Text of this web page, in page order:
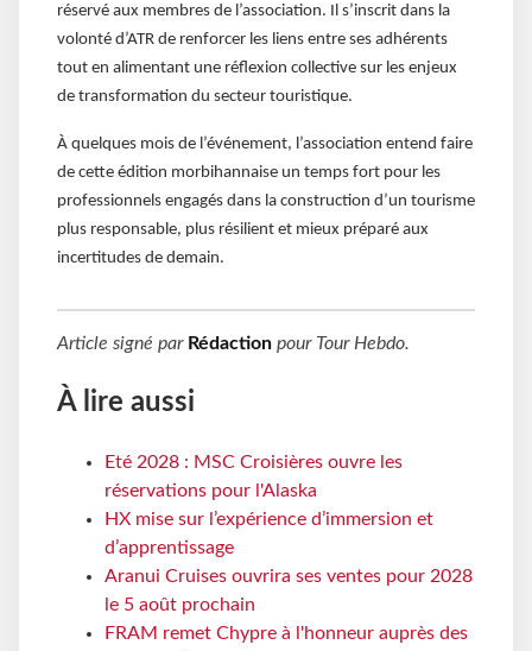
réservé aux membres de l’association. Il s’inscrit dans la
volonté d’ATR de renforcer les liens entre ses adhérents
tout en alimentant une réflexion collective sur les enjeux
de transformation du secteur touristique.
À quelques mois de l’événement, l’association entend faire
de cette édition morbihannaise un temps fort pour les
professionnels engagés dans la construction d’un tourisme
plus responsable, plus résilient et mieux préparé aux
incertitudes de demain.
Article signé par Rédaction pour Tour Hebdo.
À lire aussi
Eté 2028 : MSC Croisières ouvre les
réservations pour l'Alaska
HX mise sur l’expérience d’immersion et
d’apprentissage
Aranui Cruises ouvrira ses ventes pour 2028
le 5 août prochain
FRAM remet Chypre à l'honneur auprès des